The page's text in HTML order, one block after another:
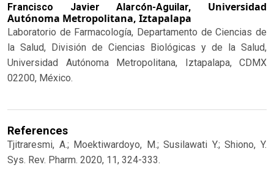
Francisco Javier Alarcón-Aguilar, Universidad
Autónoma Metropolitana, Iztapalapa
Laboratorio de Farmacología, Departamento de Ciencias de
la Salud, División de Ciencias Biológicas y de la Salud,
Universidad Autónoma Metropolitana, Iztapalapa, CDMX
02200, México.
References
Tjitraresmi, A.; Moektiwardoyo, M.; Susilawati Y.; Shiono, Y.
Sys. Rev. Pharm. 2020, 11, 324-333.